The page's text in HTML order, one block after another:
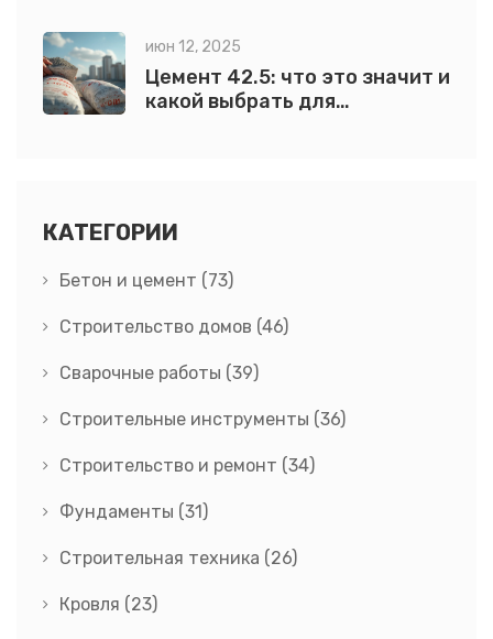
июн 12, 2025
Цемент 42.5: что это значит и
какой выбрать для
КАТЕГОРИИ
Бетон и цемент (73)
Строительство домов (46)
Сварочные работы (39)
Строительные инструменты (36)
Строительство и ремонт (34)
Фундаменты (31)
Строительная техника (26)
Кровля (23)